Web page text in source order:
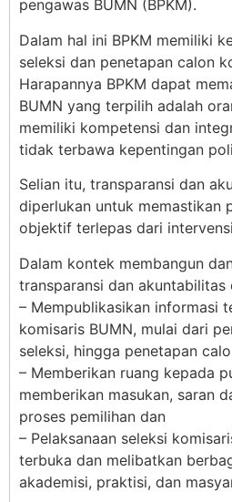
pengawas BUMN (BPKM).
Dalam hal ini BPKM memiliki
seleksi dan penetapan calon
Harapannya BPKM dapat
BUMN yang terpilih adalah
memiliki kompetensi dan
tidak terbawa kepentingan
Selian itu, transparansi dan
diperlukan untuk memastikan
objektif terlepas dari
Dalam kontek membangun
transparansi dan akuntabilitas
– Mempublikasikan informasi
komisaris BUMN, mulai dari
seleksi, hingga penetapan
– Memberikan ruang kepada
memberikan masukan, saran
proses pemilihan dan
– Pelaksanaan seleksi
terbuka dan melibatkan
akademisi, praktisi, dan